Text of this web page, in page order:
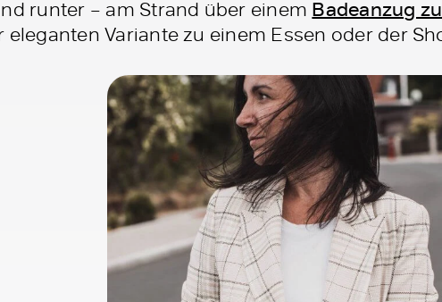
runter – am Strand über einem Badeanzug
eleganten Variante zu einem Essen oder der